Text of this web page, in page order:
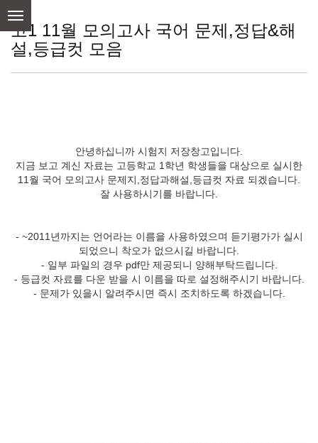
content
고1 11월 모의고사 국어 문제,정답&해
설,등급컷 모음
안녕하십니까 시험지 저장창고입니다.
지금 보고 계신 자료는 고등학교 1학년 학생들을 대상으로 실시한
11월 국어 모의고사 문제지,정답과해설,등급컷 자료 되겠습니다.
잘 사용하시기를 바랍니다.
- ~2011년까지는 언어라는 이름을 사용하였으며 듣기평가가 실시
되었으니 착오가 없으시길 바랍니다.
- 일부 파일의 경우 pdf만 제공되니 양해부탁드립니다.
- 등급컷 자료를 다운 받을 시 이름을 따로 설정해주시기 바랍니다.
- 문제가 있을시 알려주시면 즉시 조치하도록 하겠습니다.